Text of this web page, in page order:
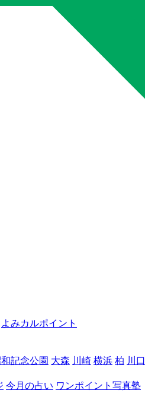
よみカルポイント
記念公園 大森 川崎 横浜 柏 川口
今月の占い ワンポイント写真塾